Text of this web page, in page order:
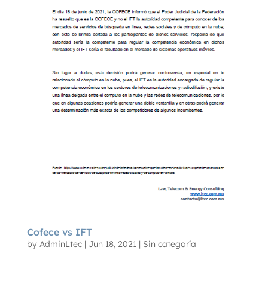
Cofece vs IFT
by AdminLtec| Jun 18, 2021| Sin categoría